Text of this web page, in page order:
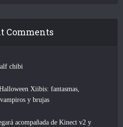
Comments
chibi
Xiibis: fantasmas,
y brujas
acompañada de Kinect v2 y